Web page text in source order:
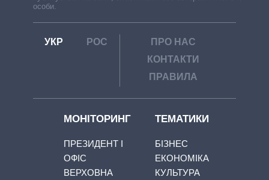
особи.
УКР РОС
ПРО НАС
КОНТАКТИ
ПРАВИЛА
МОНІТОРИНГ
ПРЕЗИДЕНТ І
ОФІС
ВЕРХОВНА
ТЕМАТИКИ
БІЗНЕС
ЕКОНОМІКА
КУЛЬТУРА